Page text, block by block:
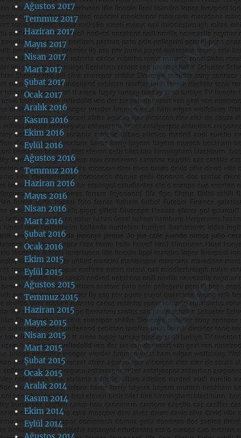
Ağustos 2017
Temmuz 2017
Haziran 2017
Mayıs 2017
Nisan 2017
Mart 2017
Şubat 2017
Ocak 2017
Aralık 2016
Kasım 2016
Ekim 2016
Eylül 2016
Ağustos 2016
Temmuz 2016
Haziran 2016
Mayıs 2016
Nisan 2016
Mart 2016
Şubat 2016
Ocak 2016
Ekim 2015
Eylül 2015
Ağustos 2015
Temmuz 2015
Haziran 2015
Mayıs 2015
Nisan 2015
Mart 2015
Şubat 2015
Ocak 2015
Aralık 2014
Kasım 2014
Ekim 2014
Eylül 2014